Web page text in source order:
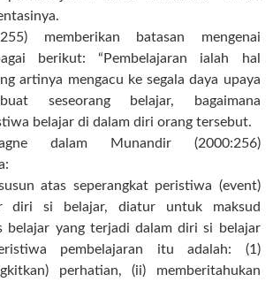
memberikan batasan mengenai
berikut: “Pembelajaran ialah hal
artinya mengacu ke segala daya upaya
seseorang belajar, bagaimana
belajar di dalam diri orang tersebut.
dalam Munandir (2000:256)
atas seperangkat peristiwa (event)
diri si belajar, diatur untuk maksud
belajar yang terjadi dalam diri si belajar
pembelajaran itu adalah: (1)
perhatian, (ii) memberitahukan